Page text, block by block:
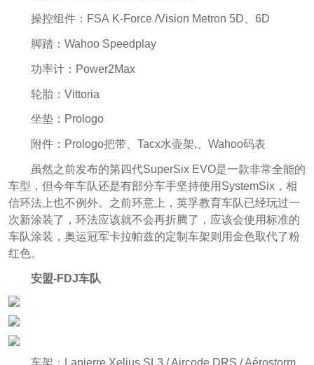
操控组件：FSA K-Force /Vision Metron 5D、6D
脚踏：Wahoo Speedplay
功率计：Power2Max
轮胎：Vittoria
坐垫：Prologo
附件：Prologo把带、Tacx水壶架,、Wahoo码表
虽然之前发布的第四代SuperSix EVO是一款非常全能的
车型，但今年车队还是有部分车手坚持使用SystemSix，相
信环法上也不例外。之前环意上，英孚教育车队已经玩过一
次新涂装了，环法应该就不会再折腾了，应该会使用标准的
车队涂装，奥运冠军卡拉帕兹的定制车架则用金色取代了粉
红色。
安盟-FDJ车队
车架：Lapierre Xelius SL3 / Aircode DRS / Aérostorm